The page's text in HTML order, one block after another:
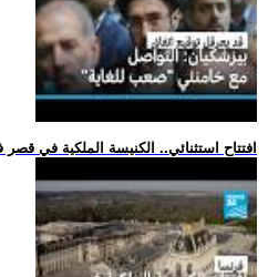
.. افتتاح استثنائي.. الكنيسة الملكية في قصر